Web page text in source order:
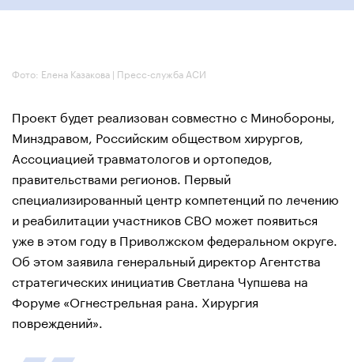
Фото: Елена Казакова | Пресс-служба АСИ
Проект будет реализован совместно с Минобороны,
Минздравом, Российским обществом хирургов,
Ассоциацией травматологов и ортопедов,
правительствами регионов. Первый
специализированный центр компетенций по лечению
и реабилитации участников СВО может появиться
уже в этом году в Приволжском федеральном округе.
Об этом заявила генеральный директор Агентства
стратегических инициатив Светлана Чупшева на
Форуме «Огнестрельная рана. Хирургия
повреждений».